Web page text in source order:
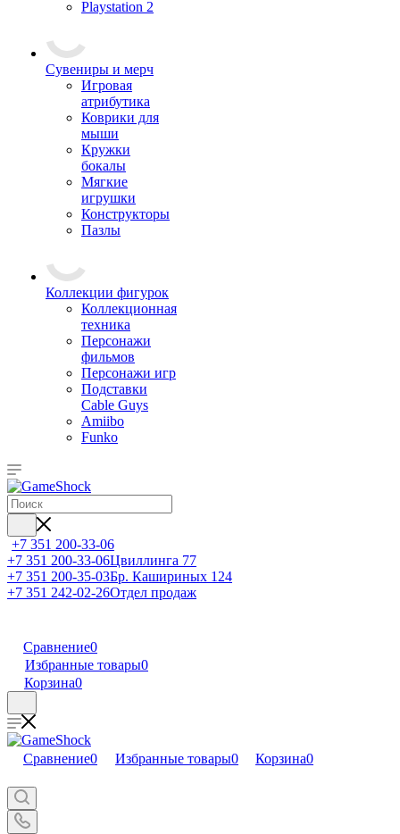
Playstation 2
Сувениры и мерч
Игровая
атрибутика
Коврики для
мыши
Кружки
бокалы
Мягкие
игрушки
Конструкторы
Пазлы
Коллекции фигурок
Коллекционная
техника
Персонажи
фильмов
Персонажи игр
Подставки
Cable Guys
Amiibo
Funko
+7 351 200-33-06
+7 351 200-33-06Цвиллинга 77
+7 351 200-35-03Бр. Кашириных 124
+7 351 242-02-26Отдел продаж
Сравнение0
Избранные товары0
Корзина0
Сравнение0 Избранные товары0 Корзина0